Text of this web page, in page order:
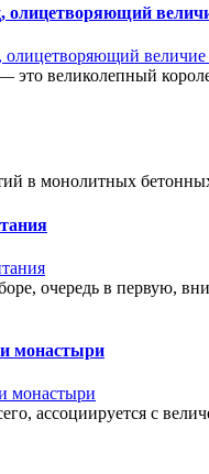
олицетворяющий
это великолепный
в монолитных
очередь в первую,
монастыри
ассоциируется с